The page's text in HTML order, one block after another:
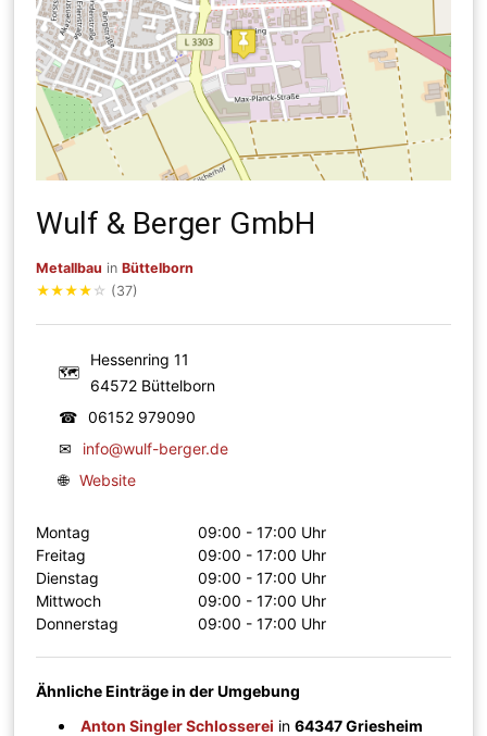
Wulf & Berger GmbH
Metallbau inBüttelborn
★★★★ ☆ (37)
🗺
Hessenring 11
64572 Büttelborn
☎
06152 979090
✉
info@wulf-berger.de
🌐 Website
Montag
09:00 - 17:00 Uhr
Freitag
09:00 - 17:00 Uhr
Dienstag
09:00 - 17:00 Uhr
Mittwoch
09:00 - 17:00 Uhr
Donnerstag
09:00 - 17:00 Uhr
Ähnliche Einträge in der Umgebung
Anton Singler Schlosserei in64347 Griesheim